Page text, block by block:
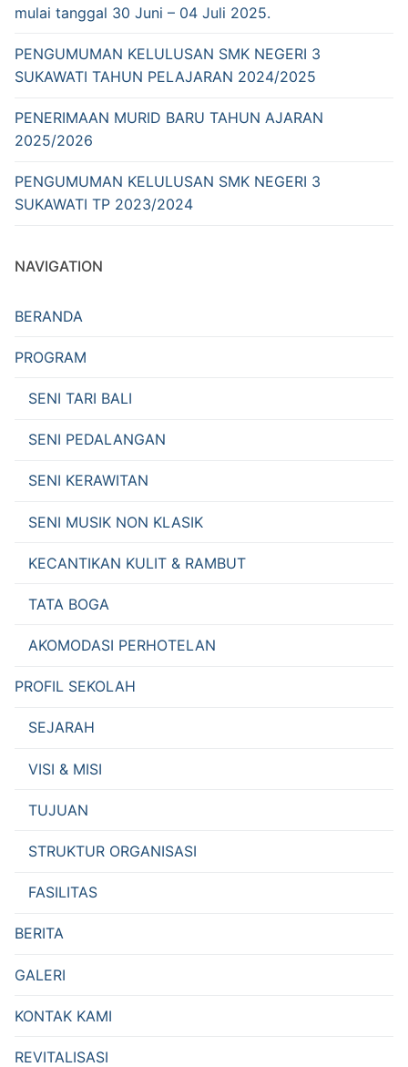
mulai tanggal 30 Juni – 04 Juli 2025.
PENGUMUMAN KELULUSAN SMK NEGERI 3
SUKAWATI TAHUN PELAJARAN 2024/2025
PENERIMAAN MURID BARU TAHUN AJARAN
2025/2026
PENGUMUMAN KELULUSAN SMK NEGERI 3
SUKAWATI TP 2023/2024
NAVIGATION
BERANDA
PROGRAM
SENI TARI BALI
SENI PEDALANGAN
SENI KERAWITAN
SENI MUSIK NON KLASIK
KECANTIKAN KULIT & RAMBUT
TATA BOGA
AKOMODASI PERHOTELAN
PROFIL SEKOLAH
SEJARAH
VISI & MISI
TUJUAN
STRUKTUR ORGANISASI
FASILITAS
BERITA
GALERI
KONTAK KAMI
REVITALISASI